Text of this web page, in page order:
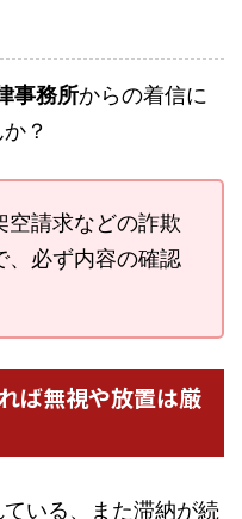
事務所からの着信に
？
空請求などの詐欺
、必ず内容の確認
ば無視や放置は厳
いる、また滞納が続